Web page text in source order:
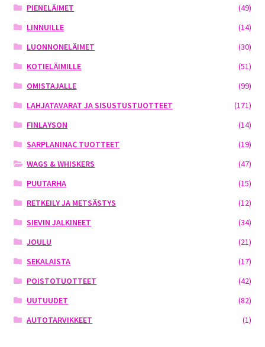
PIENELÄIMET
(49)
LINNUILLE
(14)
LUONNONELÄIMET
(30)
KOTIELÄIMILLE
(51)
OMISTAJALLE
(99)
LAHJATAVARAT JA SISUSTUSTUOTTEET
(171)
FINLAYSON
(14)
SARPLANINAC TUOTTEET
(19)
WAGS & WHISKERS
(47)
PUUTARHA
(15)
RETKEILY JA METSÄSTYS
(12)
SIEVIN JALKINEET
(34)
JOULU
(21)
SEKALAISTA
(17)
POISTOTUOTTEET
(42)
UUTUUDET
(82)
AUTOTARVIKKEET
(1)